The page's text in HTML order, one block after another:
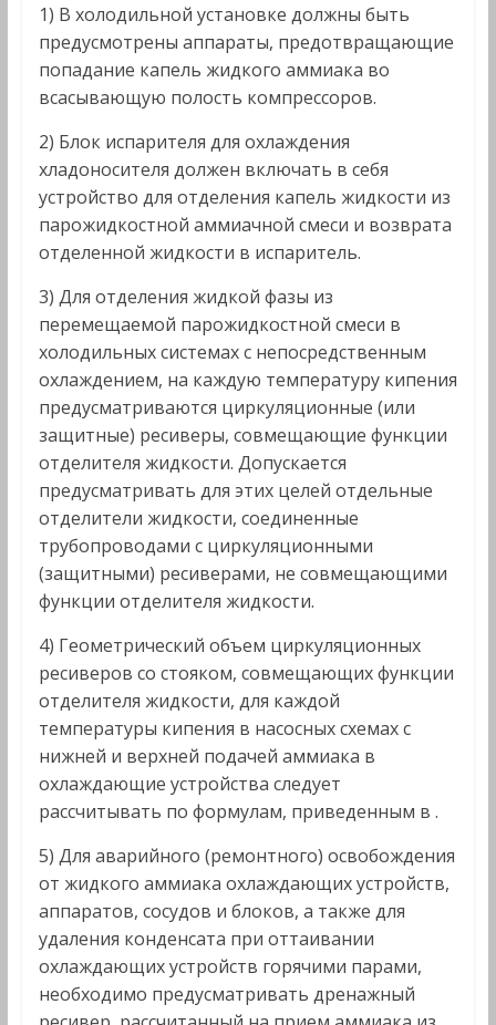
1) В холодильной установке должны быть
предусмотрены аппараты, предотвращающие
попадание капель жидкого аммиака во
всасывающую полость компрессоров.
2) Блок испарителя для охлаждения
хладоносителя должен включать в себя
устройство для отделения капель жидкости из
парожидкостной аммиачной смеси и возврата
отделенной жидкости в испаритель.
3) Для отделения жидкой фазы из
перемещаемой парожидкостной смеси в
холодильных системах с непосредственным
охлаждением, на каждую температуру кипения
предусматриваются циркуляционные (или
защитные) ресиверы, совмещающие функции
отделителя жидкости. Допускается
предусматривать для этих целей отдельные
отделители жидкости, соединенные
трубопроводами с циркуляционными
(защитными) ресиверами, не совмещающими
функции отделителя жидкости.
4) Геометрический объем циркуляционных
ресиверов со стояком, совмещающих функции
отделителя жидкости, для каждой
температуры кипения в насосных схемах с
нижней и верхней подачей аммиака в
охлаждающие устройства следует
рассчитывать по формулам, приведенным в .
5) Для аварийного (ремонтного) освобождения
от жидкого аммиака охлаждающих устройств,
аппаратов, сосудов и блоков, а также для
удаления конденсата при оттаивании
охлаждающих устройств горячими парами,
необходимо предусматривать дренажный